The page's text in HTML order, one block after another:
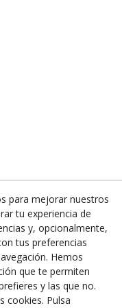
para mejorar nuestros
tu experiencia de
y, opcionalmente,
tus preferencias
Hemos
que te permiten
y las que no.
cookies. Pulsa